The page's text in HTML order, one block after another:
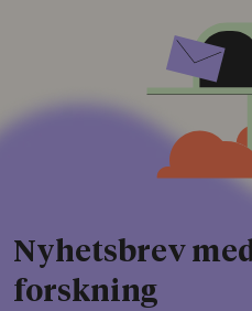
Nyhetsbrev
forskning